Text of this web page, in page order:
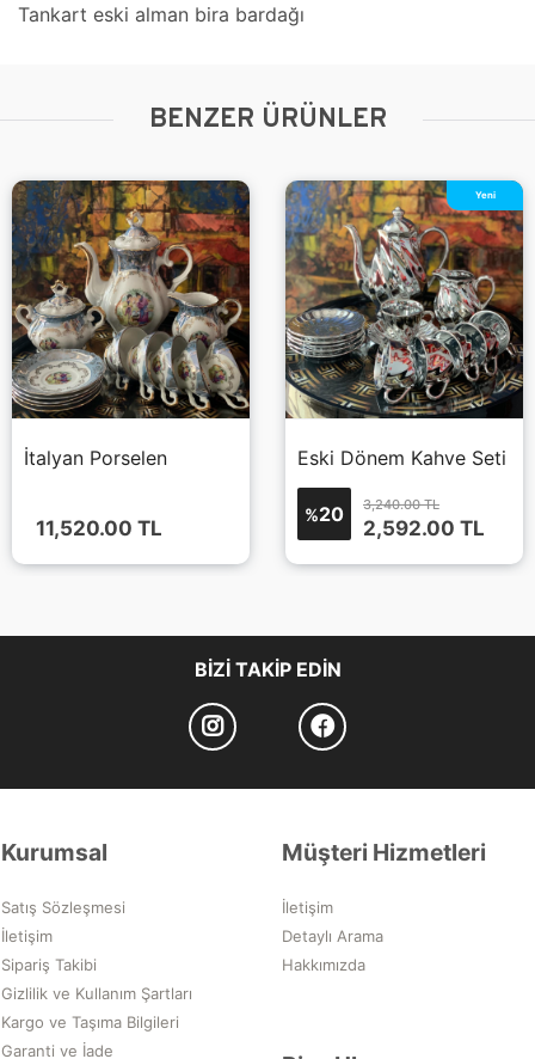
Tankart eski alman bira bardağı
BENZER ÜRÜNLER
İtalyan Porselen
11,520.00 TL
Eski Dönem Kahve Seti
Yeni
%20 3,240.00 TL
2,592.00 TL
BIZI TAKIP EDIN
Kurumsal
Satış Sözleşmesi
İletişim
Sipariş Takibi
Gizlilik ve Kullanım Şartları
Kargo ve Taşıma Bilgileri
Garanti ve İade
Müşteri Hizmetleri
İletişim
Detaylı Arama
Hakkımızda